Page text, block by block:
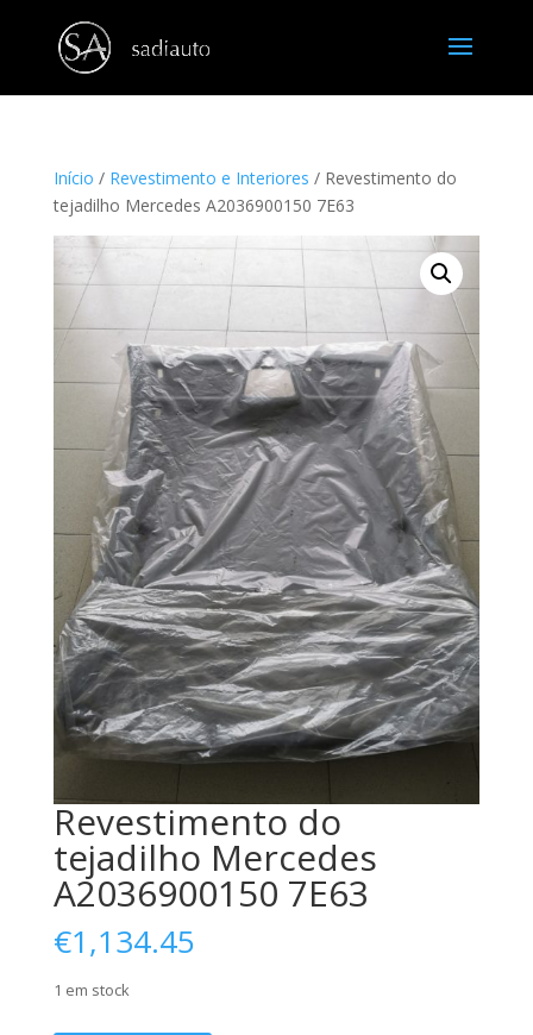
Início / Revestimento e Interiores / Revestimento do
tejadilho Mercedes A2036900150 7E63
Revestimento do
tejadilho Mercedes
A2036900150 7E63
€1,134.45
1 em stock